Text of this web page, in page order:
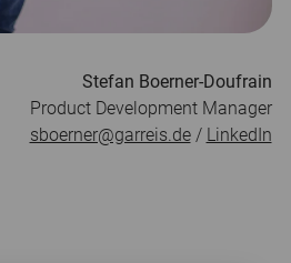
Stefan Boerner-Doufrain
Product Development Manager
sboerner@garreis.de/ LinkedIn